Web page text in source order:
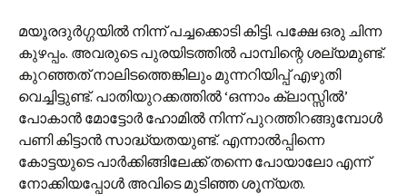
മയൂരദുർഗ്ഗയിൽ നിന്ന് പച്ചക്കൊടി കിട്ടി. പക്ഷേ ഒരു ചിന്ന
കുഴപ്പം. അവരുടെ പുരയിടത്തിൽ പാമ്പിന്റെ ശല്യമുണ്ട്.
കുറഞ്ഞത് നാലിടത്തെങ്കിലും മുന്നറിയിപ്പ് എഴുതി
വെച്ചിട്ടുണ്ട്. പാതിയുറക്കത്തിൽ ‘ഒന്നാം ക്ലാസ്സിൽ’
പോകാൻ മോട്ടോർ ഹോമിൽ നിന്ന് പുറത്തിറങ്ങുമ്പോൾ
പണി കിട്ടാൻ സാദ്ധ്യതയുണ്ട്. എന്നാൽപ്പിന്നെ
കോട്ടയുടെ പാർക്കിങ്ങിലേക്ക് തന്നെ പോയാലോ എന്ന്
നോക്കിയപ്പോൾ അവിടെ മുടിഞ്ഞ ശൂന്യത.